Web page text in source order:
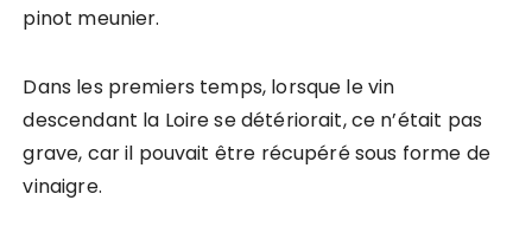
pinot meunier.
Dans les premiers temps, lorsque le vin
descendant la Loire se détériorait, ce n’était pas
grave, car il pouvait être récupéré sous forme de
vinaigre.